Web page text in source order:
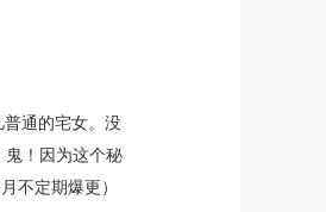
通的宅女。没
！因为这个秘
不定期爆更）